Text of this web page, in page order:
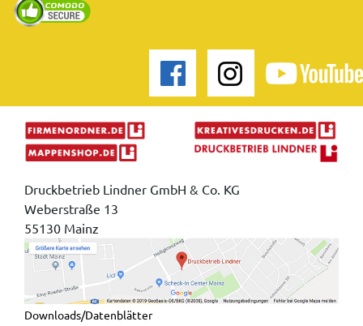
Druckbetrieb Lindner GmbH & Co. KG
Weberstraße 13
55130 Mainz
Downloads/Datenblätter